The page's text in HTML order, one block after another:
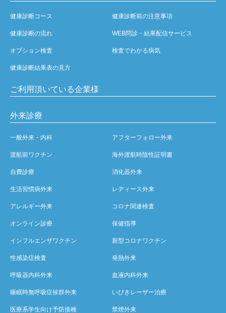
健康診断コース 健康診断前の注意事項
健康診断の流れ WEB問診・結果配信サービス
オプション検査 検査でわかる病気
健康診断結果表の見方
ご利用頂いている企業様
外来診療
一般外来・内科 アフターフォロー外来
渡航前ワクチン 海外渡航時陰性証明書
自費診療 消化器外来
生活習慣病外来 レディース外来
アレルギー外来 コロナ関連検査
オンライン診療 保健指導
インフルエンザワクチン 新型コロナワクチン
性感染症検査 発熱外来
呼吸器内科外来 血液内科外来
睡眠時無呼吸症候群外来 いびきレーザー治療
医療系学生向け予防接種 禁煙外来